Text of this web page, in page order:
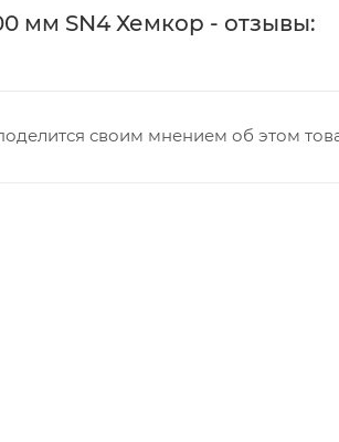
мм SN4 Хемкор - отзывы:
своим мнением об этом